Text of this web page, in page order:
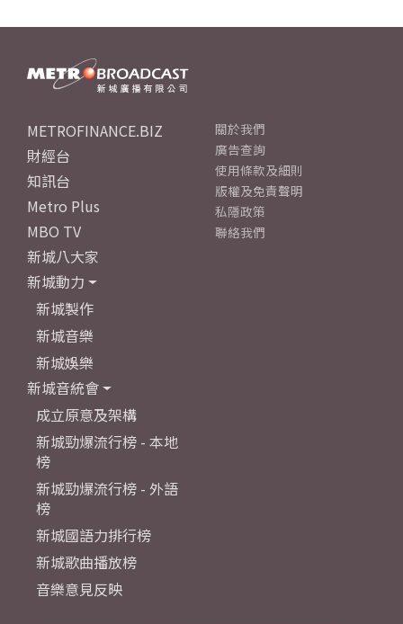
METROFINANCE.BIZ
財經台
知訊台
Metro Plus
MBO TV
新城八大家
新城動力
新城製作
新城音樂
新城娛樂
新城音統會
成立原意及架構
新城勁爆流行榜 - 本地
榜
新城勁爆流行榜 - 外語
榜
新城國語力排行榜
新城歌曲播放榜
音樂意見反映
關於我們
廣告查詢
使用條款及細則
版權及免責聲明
私隱政策
聯絡我們